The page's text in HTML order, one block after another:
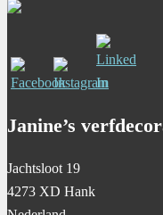
Janine’s
Jachtsloot 19
4273 XD Hank